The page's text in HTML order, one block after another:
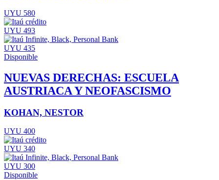
UYU 580
UYU 493
UYU 435
Disponible
NUEVAS DERECHAS: ESCUELA
AUSTRIACA Y NEOFASCISMO
KOHAN, NESTOR
UYU 400
UYU 340
UYU 300
Disponible